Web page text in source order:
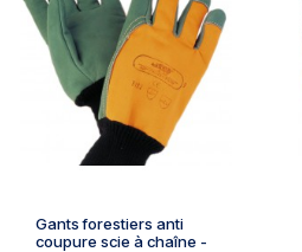
Gants forestiers anti
coupure scie à chaîne -